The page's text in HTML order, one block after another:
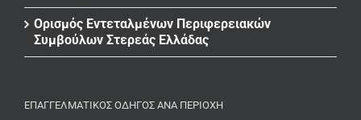
Ορισμός Εντεταλμένων Περιφερειακών
Συμβούλων Στερεάς Ελλάδας
ΕΠΑΓΓΕΛΜΑΤΙΚΌΣ ΟΔΗΓΌΣ ΑΝΆ ΠΕΡΙΟΧΉ